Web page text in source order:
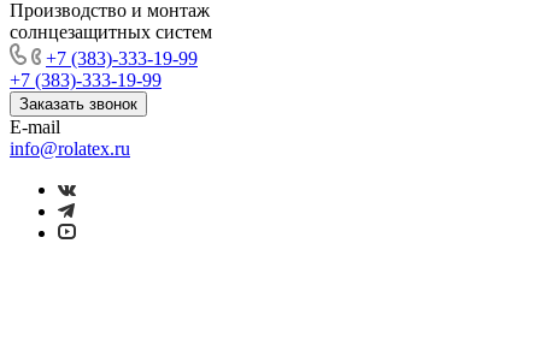
Производство и монтаж
солнцезащитных систем
+7 (383)-333-19-99
+7 (383)-333-19-99
Заказать звонок
E-mail
info@rolatex.ru